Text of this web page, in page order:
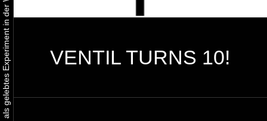
VENTIL TURNS 10!